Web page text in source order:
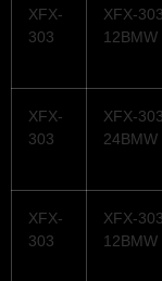
XFX-
303
XFX-
12BMW
XFX-
303
XFX-
24BMW
XFX-
303
XFX-
12BMW